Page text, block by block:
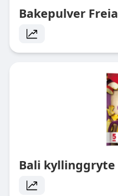
Bakepulver Freia
Bali kyllinggryte